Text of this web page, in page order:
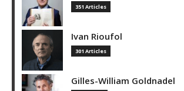
351 Articles
Ivan Rioufol
301 Articles
Gilles-William Goldnadel